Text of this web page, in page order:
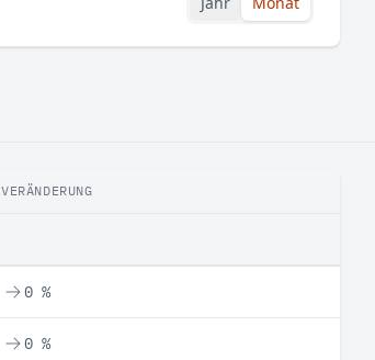
VERÄNDERUNG
0 %
0 %